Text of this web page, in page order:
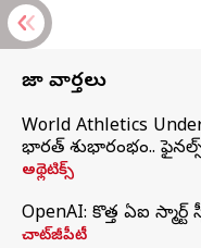
తాజా వార్తలు
World Athletics
భారత్‌ శుభారంభం..
అథ్లెటిక్స్
OpenAI: కొత్త ఏఐ
చాట్‌జీపీటీ